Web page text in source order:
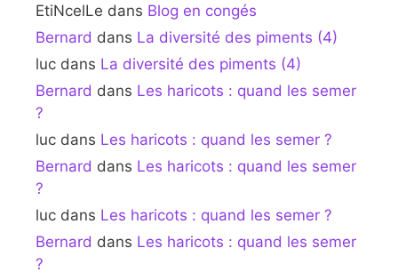
EtiNcelLe dans Blog en congés
Bernard dans La diversité des piments (4)
luc dans La diversité des piments (4)
Bernard dans Les haricots : quand les semer
?
luc dans Les haricots : quand les semer ?
Bernard dans Les haricots : quand les semer
?
luc dans Les haricots : quand les semer ?
Bernard dans Les haricots : quand les semer
?